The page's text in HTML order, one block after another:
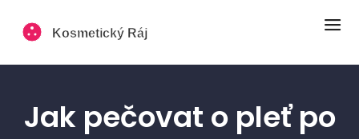
Jak pečovat o pleť po